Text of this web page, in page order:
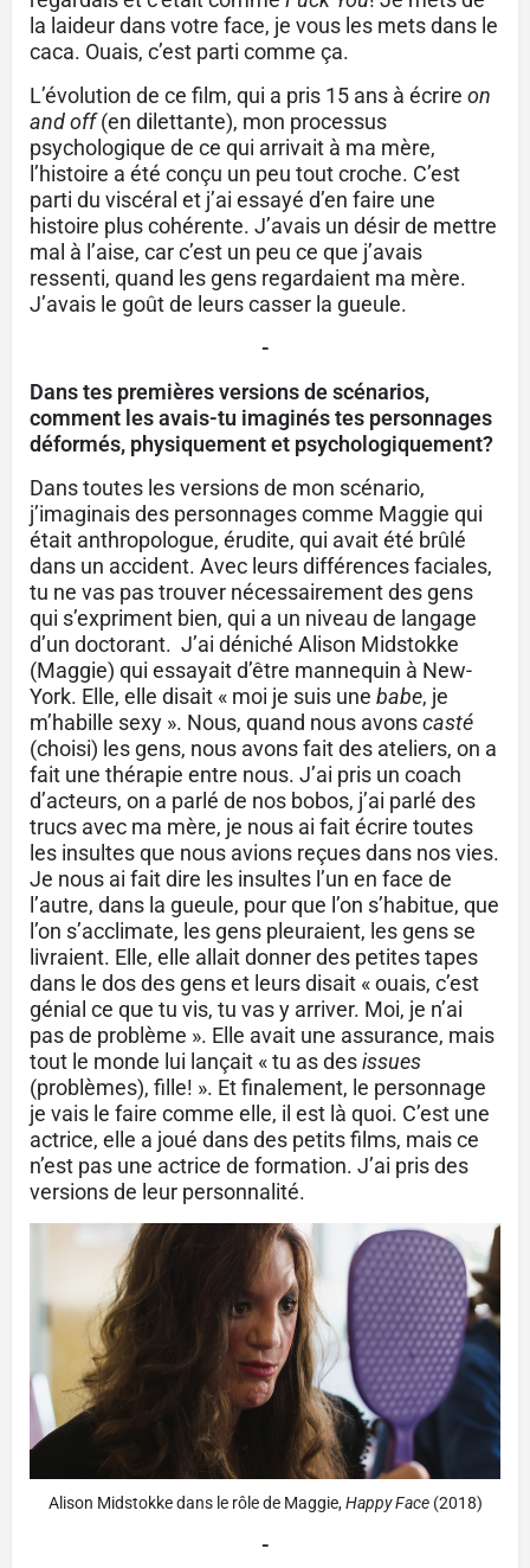
la laideur dans votre face, je vous les mets dans le
caca. Ouais, c’est parti comme ça.
L’évolution de ce film, qui a pris 15 ans à écrire on
and off(en dilettante), mon processus
psychologique de ce qui arrivait à ma mère,
l’histoire a été conçu un peu tout croche. C’est
parti du viscéral et j’ai essayé d’en faire une
histoire plus cohérente. J’avais un désir de mettre
mal à l’aise, car c’est un peu ce que j’avais
ressenti, quand les gens regardaient ma mère.
J’avais le goût de leurs casser la gueule.
-
Dans tes premières versions de scénarios,
comment les avais-tu imaginés tes personnages
déformés, physiquement et psychologiquement?
Dans toutes les versions de mon scénario,
j’imaginais des personnages comme Maggie qui
était anthropologue, érudite, qui avait été brûlé
dans un accident. Avec leurs différences faciales,
tu ne vas pas trouver nécessairement des gens
qui s’expriment bien, qui a un niveau de langage
d’un doctorant. J’ai déniché Alison Midstokke
(Maggie) qui essayait d’être mannequin à New-
York. Elle, elle disait « moi je suis une babe, je
m’habille sexy ». Nous, quand nous avonscasté
(choisi) les gens, nous avons fait des ateliers, on a
fait une thérapie entre nous. J’ai pris un coach
d’acteurs, on a parlé de nos bobos, j’ai parlé des
trucs avec ma mère, je nous ai fait écrire toutes
les insultes que nous avions reçues dans nos vies.
Je nous ai fait dire les insultes l’un en face de
l’autre, dans la gueule, pour que l’on s’habitue, que
l’on s’acclimate, les gens pleuraient, les gens se
livraient. Elle, elle allait donner des petites tapes
dans le dos des gens et leurs disait « ouais, c’est
génial ce que tu vis, tu vas y arriver. Moi, je n’ai
pas de problème ». Elle avait une assurance, mais
tout le monde lui lançait « tu as desissues
(problèmes), fille! ». Et finalement, le personnage
je vais le faire comme elle, il est là quoi. C’est une
actrice, elle a joué dans des petits films, mais ce
n’est pas une actrice de formation. J’ai pris des
versions de leur personnalité.
Alison Midstokke dans le rôle de Maggie,Happy Face (2018)
-